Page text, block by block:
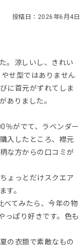
投稿日：2026年6月4日
。涼しいし、きれい
せ型ではありません
に首元がずれてしま
ありました。
％がでて、ラベンダー
入したところ、襟元
な方からの口コミが
ょっとだけスクエア
す。
べてみたら、今年の物
っぱり好きです。色も
の衣類で素敵なもの